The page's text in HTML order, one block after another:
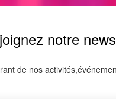
notre
de nos